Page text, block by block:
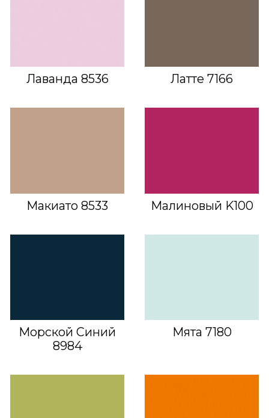
Лаванда 8536 Латте 7166
Макиато 8533 Малиновый K100
Морской Синий
8984
Мята 7180